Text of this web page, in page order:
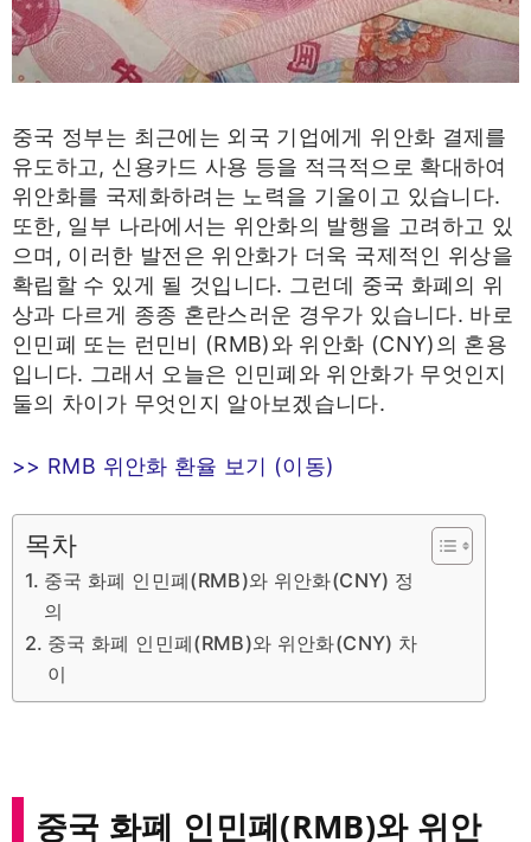
중국 정부는 최근에는 외국 기업에게 위안화 결제를
유도하고, 신용카드 사용 등을 적극적으로 확대하여
위안화를 국제화하려는 노력을 기울이고 있습니다.
또한, 일부 나라에서는 위안화의 발행을 고려하고 있
으며, 이러한 발전은 위안화가 더욱 국제적인 위상을
확립할 수 있게 될 것입니다. 그런데 중국 화폐의 위
상과 다르게 종종 혼란스러운 경우가 있습니다. 바로
인민폐 또는 런민비 (RMB)와 위안화 (CNY)의 혼용
입니다. 그래서 오늘은 인민폐와 위안화가 무엇인지
둘의 차이가 무엇인지 알아보겠습니다.
>> RMB 위안화 환율 보기 (이동)
목차
중국 화폐 인민폐(RMB)와 위안화(CNY) 정
의
중국 화폐 인민폐(RMB)와 위안화(CNY) 차
이
중국 화폐 인민폐(RMB)와 위안